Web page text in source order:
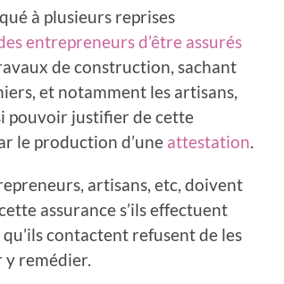
à plusieurs reprises
entrepreneurs d’être assurés
de construction, sachant
et notamment les artisans,
pouvoir justifier de cette
le production d’une attestation
artisans, etc, doivent
assurance s’ils effectuent
contactent refusent de les
y remédier.